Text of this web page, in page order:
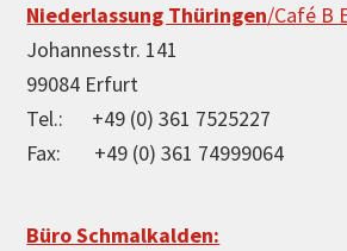
Niederlassung Thüringen/Café B
Johannesstr. 141
99084 Erfurt
Tel.: +49 (0) 361 7525227
Fax: +49 (0) 361 74999064
Büro Schmalkalden: